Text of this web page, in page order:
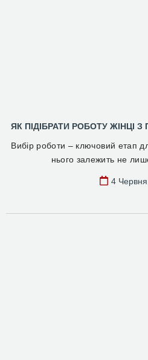
ЯК ПІДІБРАТИ РОБОТУ ЖІНЦІ
Вибір роботи – ключовий етап
нього залежить не
4